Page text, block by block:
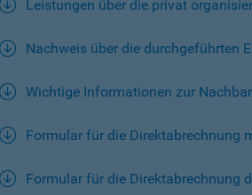
Leistungen über die privat
Nachweis über die durchgeführten
Wichtige Informationen zur
Formular für die Direktabrechnung
Formular für die Direktabrechnung